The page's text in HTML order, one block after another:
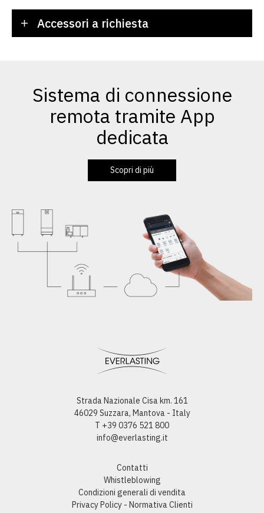
Accessori a richiesta
Sistema di connessione
remota tramite App
dedicata
Scopri di più
Strada Nazionale Cisa km. 161
46029 Suzzara, Mantova - Italy
T +39 0376 521 800
info@everlasting.it
Contatti
Whistleblowing
Condizioni generali di vendita
Privacy Policy - Normativa Clienti